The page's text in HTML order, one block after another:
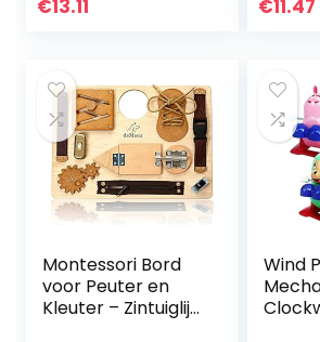
€13.11 €11.47
Montessori Bord
voor Peuter en
Kleuter – Zintuiglijk
Wind